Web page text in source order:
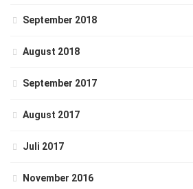
September 2018
August 2018
September 2017
August 2017
Juli 2017
November 2016